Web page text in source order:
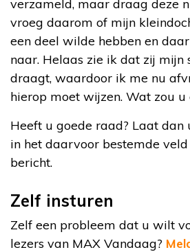
verzameld, maar draag deze
vroeg daarom of mijn
een deel wilde hebben en
naar. Helaas zie ik dat zij mijn
draagt, waardoor ik me nu
hierop moet wijzen. Wat zou u
Heeft u goede raad? Laat
in het daarvoor bestemde
bericht.
Zelf insturen
Zelf een probleem dat u wilt
lezers van MAX Vandaag?